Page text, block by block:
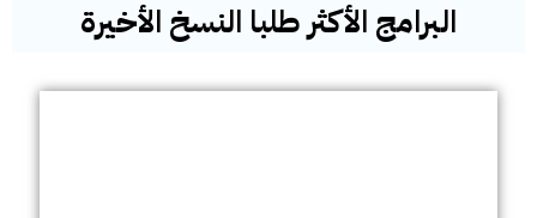
البرامج الأكثر طلبا النسخ الأخيرة